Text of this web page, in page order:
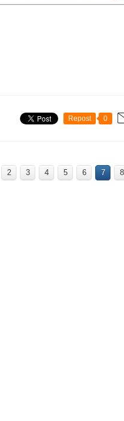
Repost 0
2 3 4 5 6 7 8